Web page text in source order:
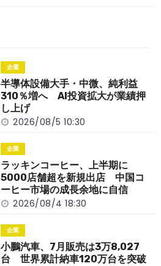
n
k
企業
半導体設備大手・中微、純利益
310％増へ AI投資拡大が業績押
し上げ
2026/08/5 10:30
企業
ラッキンコーヒー、上半期に
5000店舗超を新規出店 中国コ
ーヒー市場の成長余地に自信
2026/08/4 18:30
企業
小鵬汽車、7月販売は3万8,027
台 世界累計納車120万台を突破